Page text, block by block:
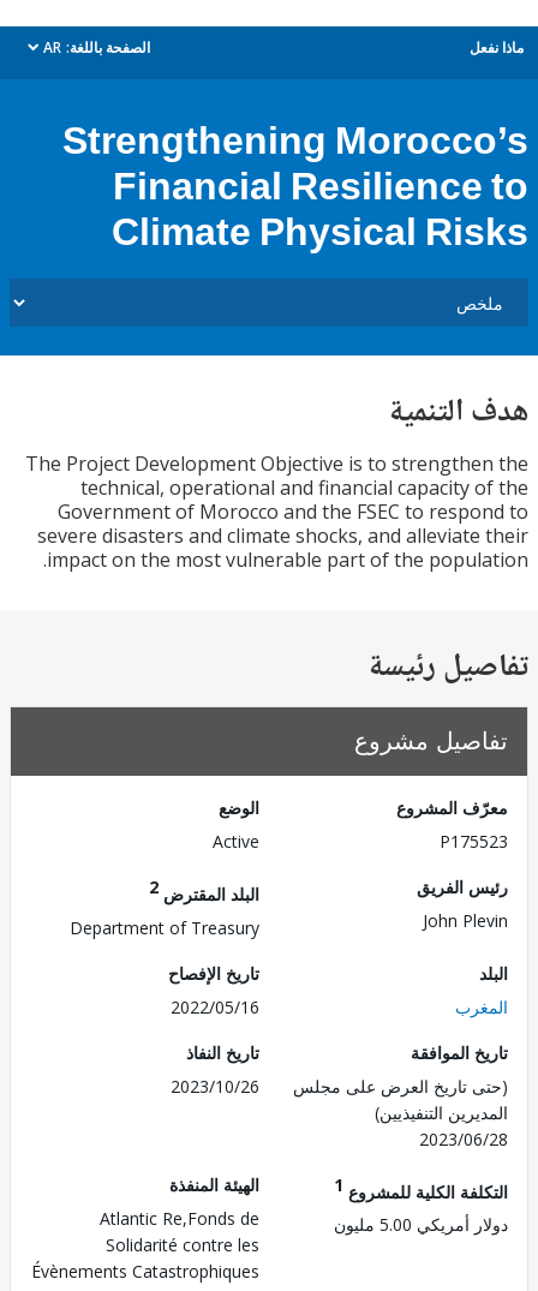
الصفحة باللغة: AR
dropdown
Strengthening
Financial
Climate Physical
The Project Development Objective is to
technical, operational and financial capacity
Government of Morocco and the FSEC to
severe disasters and climate shocks, and
impact on the most vulnerable part of the
رئيسة
مشروع
المشروع
الفريق
John
البلد المقترض
Department of Treasury
تاريخ الإفصاح
2022/05/16
الموافقة
تاريخ العرض على مجلس
التنفيذيين)
2023/
تاريخ النفاذ
2023/10/26
الكلية للمشروع1
5.00 مليون
الهيئة المنفذة
Atlantic Re,Fonds de
Solidarité contre les
Évènements Catastrophiques